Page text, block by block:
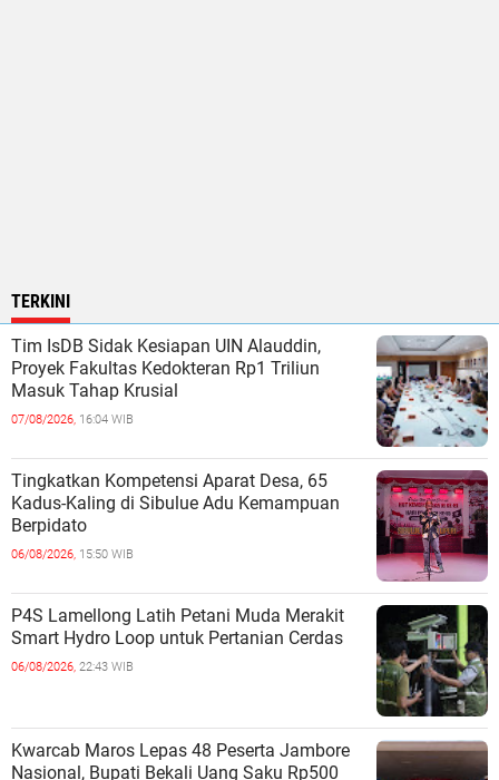
TERKINI
Tim IsDB Sidak Kesiapan UIN Alauddin,
Proyek Fakultas Kedokteran Rp1 Triliun
Masuk Tahap Krusial
07/08/2026, 16:04 WIB
Tingkatkan Kompetensi Aparat Desa, 65
Kadus-Kaling di Sibulue Adu Kemampuan
Berpidato
06/08/2026, 15:50 WIB
P4S Lamellong Latih Petani Muda Merakit
Smart Hydro Loop untuk Pertanian Cerdas
06/08/2026, 22:43 WIB
Kwarcab Maros Lepas 48 Peserta Jambore
Nasional, Bupati Bekali Uang Saku Rp500